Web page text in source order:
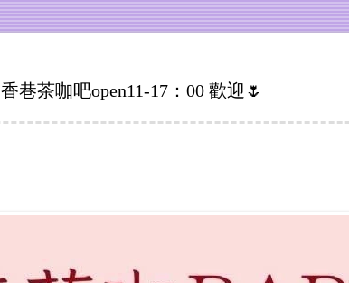
香巷茶咖吧open11-17：00 歡迎🌷